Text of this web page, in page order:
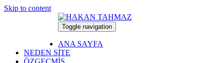
Skip to content
Toggle navigation
ANA SAYFA
NEDEN SİTE
ÖZGEÇMİŞ